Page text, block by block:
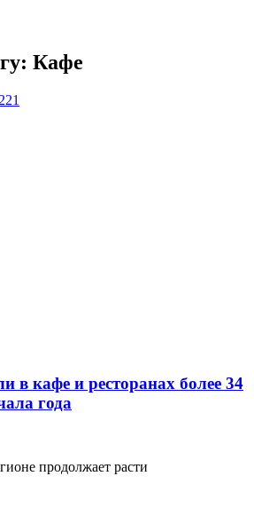
Кафе
в кафе и ресторанах более 34
года
продолжает расти